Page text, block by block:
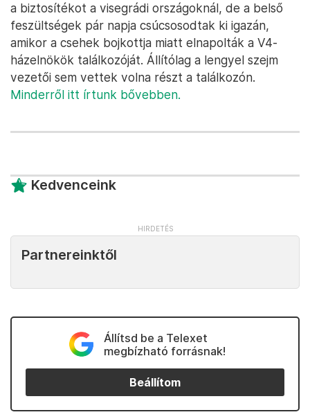
a biztosítékot a visegrádi országoknál, de a belső
feszültségek pár napja csúcsosodtak ki igazán,
amikor a csehek bojkottja miatt elnapolták a V4-
házelnökök találkozóját. Állítólag a lengyel szejm
vezetői sem vettek volna részt a találkozón.
Minderről itt írtunk bővebben.
Kedvenceink
Partnereinktől
Állítsd be a Telexet
megbízható forrásnak!
Beállítom